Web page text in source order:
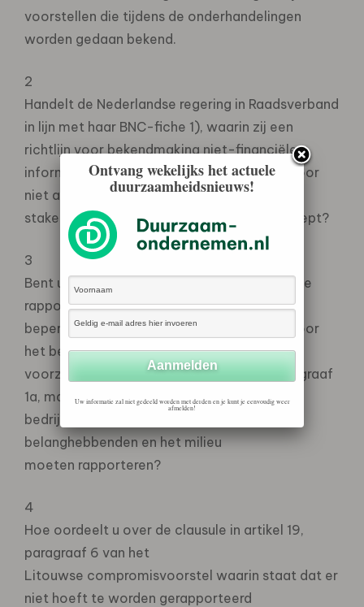
voorstellen die tijdens de onderhandelingen
worden gedaan bekend.
2
Handelt de Nederlandse regering in Raadsverband
in lijn met haar BNC-fiche 1), waarin zij een
richtlijn voor bekendmaking niet-financiële
informatie omarmt en het belang hiervan voor
niet alleen interne, maar ook externe
stakeholders van ondernemingen onderstreept?
3
Bent u het er mee eens dat de niet-financiële
rapportageverplichting zich niet dient te
beperken tot de risico´s die belangrijk zijn voor
het bedrijf zelf, zoals het Litouwse
voorzitterschap voorstelt in artikel 19, paragraaf
1a, maar dat
bedrijven ook over de impact op
belanghebbenden en het milieu
moeten rapporteren?
4
Hoe oordeelt u over de clausule in artikel 19,
paragraaf 6 van het
Litouwse compromisvoorstel waarin staat dat er
niet hoeft te worden gerapporteerd
Ontvang wekelijks het actuele
duurzaamheidsnieuws!
Uw informatie zal niet gedeeld worden met derden en je kunt je eenvoudig weer
afmelden!